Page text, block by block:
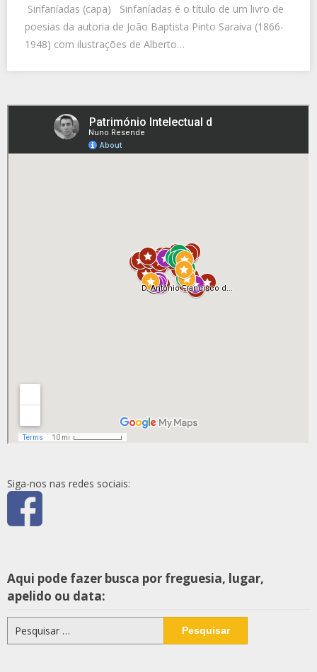
Sinfaníadas (capa) Sinfaníadas é o título de um livro de
poesias da autoria de João Baptista Pinto Saraiva (1866-
1948) com ilustrações de Alberto…
Siga-nos nas redes sociais:
Aqui pode fazer busca por freguesia, lugar,
apelido ou data:
por: